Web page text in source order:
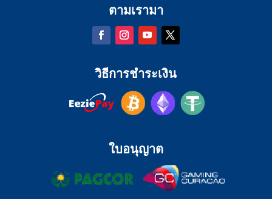
ตามเรามา
วิธีการชำระเงิน
ใบอนุญาต